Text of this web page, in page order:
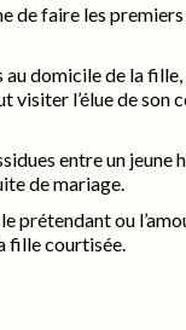
de faire les
domicile de la fille,
visiter l’élue de son
entre un jeune
de mariage.
prétendant ou
fille courtisée.